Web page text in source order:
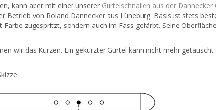
kann aber mit einer unserer Gürtelschnallen aus der Dannecker
Betrieb von Roland Dannecker aus Lüneburg. Basis ist stets
zugespritzt, sondern auch im Fass gefärbt. Seine
wir das Kürzen. Ein gekürzter Gürtel kann nicht mehr